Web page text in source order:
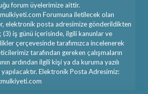
forum üyelerimize aittir.
Forumuna iletilecek olan
elektronik posta adresimize gönderildikten
(3) iş günü içerisinde, ilgili kanunlar ve
çerçevesinde tarafımızca incelenerek
tarafından gereken çalışmaların
ardından ilgili kişi ya da kuruma yazılı
yapılacaktır. Elektronik Posta Adresimiz: